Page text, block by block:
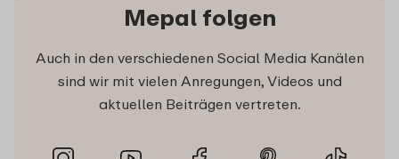
Mepal folgen
Auch in den verschiedenen Social Media Kanälen
sind wir mit vielen Anregungen, Videos und
aktuellen Beiträgen vertreten.